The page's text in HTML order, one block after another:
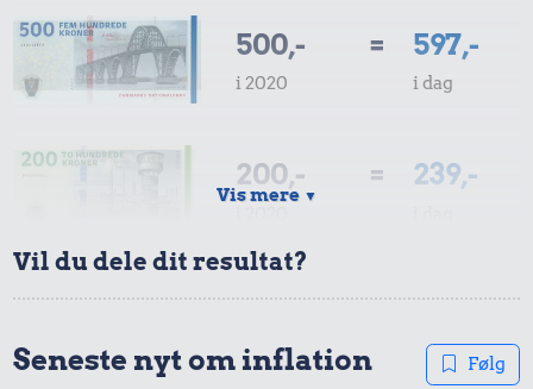
30 kr.
8,87 kr.
500,-
i 2020
= 597,-
i dag
200,- = 239,-
100,-
i 2020
= 119,-
i dag
Vis mere ▼
Vil du dele dit resultat?
Seneste nyt om inflation Følg